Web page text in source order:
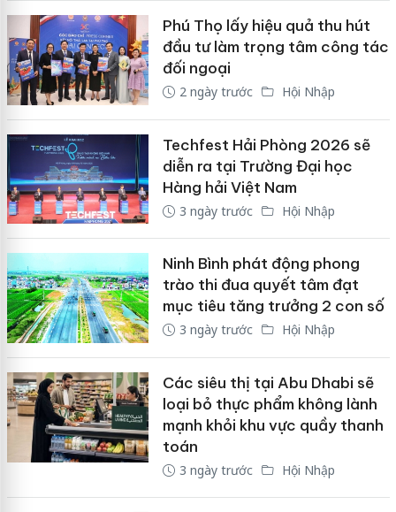
Phú Thọ lấy hiệu quả thu hút
đầu tư làm trọng tâm công tác
đối ngoại
2 ngày trước Hội Nhập
Techfest Hải Phòng 2026 sẽ
diễn ra tại Trường Đại học
Hàng hải Việt Nam
3 ngày trước Hội Nhập
Ninh Bình phát động phong
trào thi đua quyết tâm đạt
mục tiêu tăng trưởng 2 con số
3 ngày trước Hội Nhập
Các siêu thị tại Abu Dhabi sẽ
loại bỏ thực phẩm không lành
mạnh khỏi khu vực quầy thanh
toán
3 ngày trước Hội Nhập